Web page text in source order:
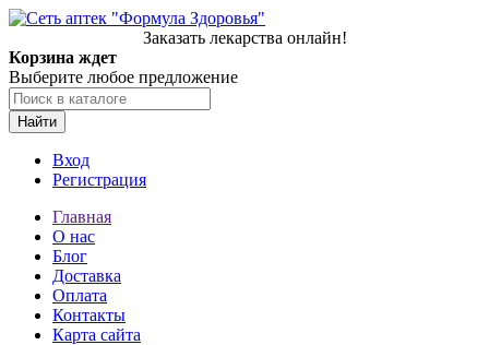
Заказать лекарства онлайн!
Корзина ждет
Выберите любое предложение
Найти
Вход
Регистрация
Главная
О нас
Блог
Доставка
Оплата
Контакты
Карта сайта